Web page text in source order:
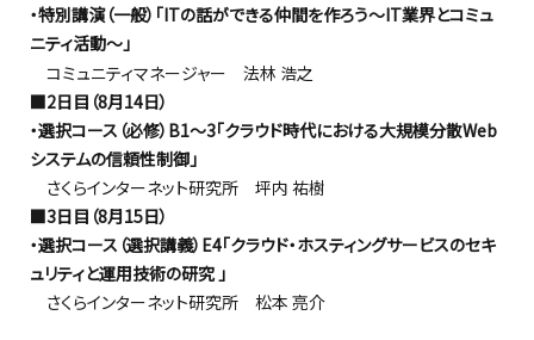
・特別講演（一般）「ITの話ができる仲間を作ろう～IT業界とコミュ
ニティ活動～」
コミュニティマネージャー 法林 浩之
■2日目（8月14日）
・選択コース（必修）B1～3「クラウド時代における大規模分散Web
システムの信頼性制御」
さくらインターネット研究所 坪内 祐樹
■3日目（8月15日）
・選択コース（選択講義）E4「クラウド・ホスティングサービスのセキ
ュリティと運用技術の研究 」
さくらインターネット研究所 松本 亮介